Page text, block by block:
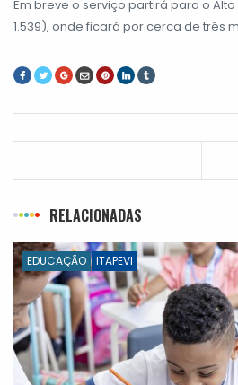
Em breve o serviço partirá para o Alto
1.539), onde ficará por cerca de três
RELACIONADAS
EDUCAÇÃO ITAPEVI